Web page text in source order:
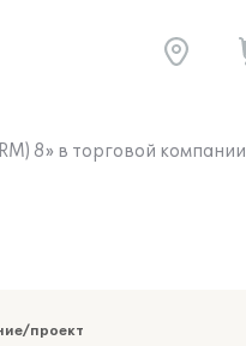
8» в торговой компании
проект